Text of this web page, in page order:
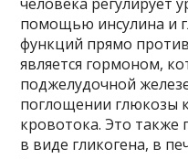
помощью инсулина и
функций прямо
является гормоном,
поджелудочной
поглощении глюкозы
кровотока. Это также
в виде гликогена, в